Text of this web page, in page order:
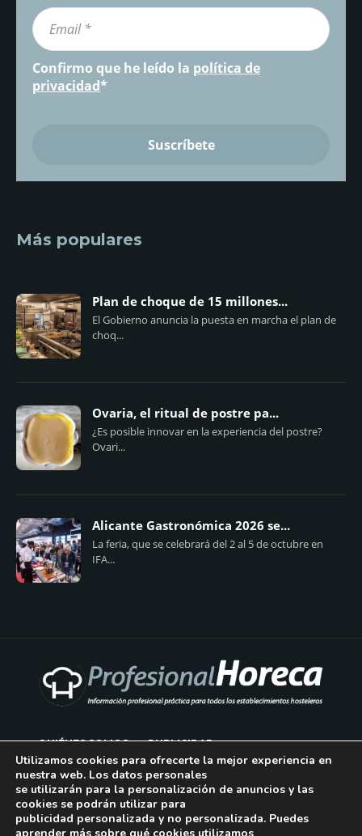
Confirmo que he leído la política de
privacidad*
Más populares
Plan de choque de 15 millones...
El Gobierno anuncia la puesta en marcha el plan de
choq...
Ovaria, el ritual de postre pa...
¿Es posible innovar en la experiencia del postre?
Ovari...
Alicante Gastronómica 2026 se...
La feria, que se celebrará del 2 al 5 de octubre en
IFA...
QUIÉNES SOMOS PUBLICIDAD
AVISO LEGAL
POLÍTICA DE COOKIES
Utilizamos cookies para ofrecerte la mejor experiencia en
nuestra web. Los datos personales
se utilizarán para la personalización de anuncios y las
cookies se podrán utilizar para
publicidad personalizada y no personalizada. Puedes